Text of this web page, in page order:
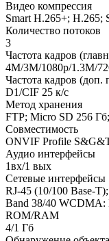
Видео компрессия
Smart H.265+; H.265;
Количество потоков
3
Частота кадров
4M/3M/1080p/1.3M/
Частота кадров (доп.
D1/CIF 25 к/с
Метод хранения
FTP; Micro SD 256
Совместимость
ONVIF Profile
Аудио интерфейсы
1вх/1 вых
Сетевые интерфейсы
RJ-45 (10/100 Base-
Band 38/40 WCDMA:
ROM/RAM
4/1 Гб